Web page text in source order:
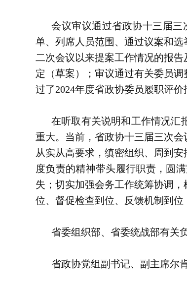
会议审议通过省政协十三届
单、列席人员范围、通过议案和
二次会议以来提案工作情况的报
定（草案）；审议通过有关委员
过了2024年度省政协委员履职评价
在听取有关说明和工作情况汇
重大。当前，省政协十三届三次
从实从高要求，缜密组织、周到
度负责的精神带头履行职责，圆
失；切实加强会务工作统筹协调
位、督促检查到位、反馈机制到位
省委组织部、省委统战部有关
省政协党组副书记、副主席尔